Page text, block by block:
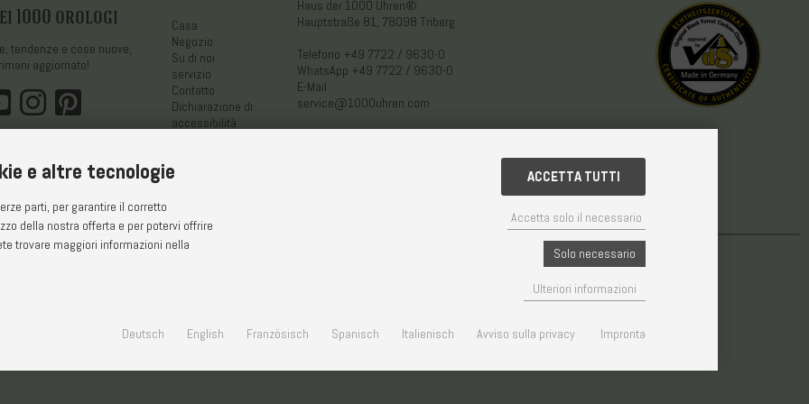
1000 orologi
tendenze e cose nuove,
aggiornato!
Casa
Negozio
Su di noi
servizio
Contatto
Dichiarazione di
accessibilità
Haus der 1000 Uhren®
Hauptstraße 81, 78098 Triberg
Telefono +49 7722 / 9630-0
WhatsApp +49 7722 / 9630-0
E-Mail
service@1000uhren.com
© Weisser GmbH - Haus der 1000 Uhren®
e altre tecnologie
parti, per garantire il corretto
della nostra offerta e per potervi offrire
trovare maggiori informazioni nella
ACCETTA TUTTI
Accetta solo il necessario
Solo necessario
Ulteriori informazioni
Deutsch English Französisch Spanisch Italienisch Avviso sulla privacy Impronta